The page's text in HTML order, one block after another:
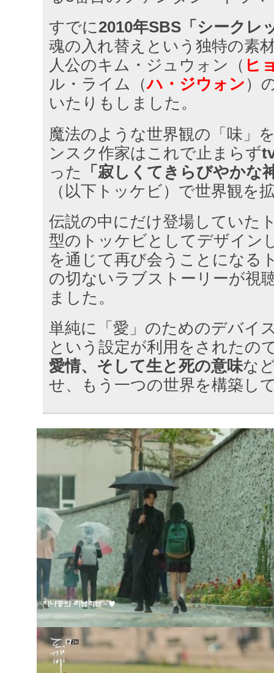
すでに2010年SBS「シークレ
魂の入れ替えという独特の素
人公のキム・ジュウォン（ ヒ
ル・ライム（ハ・ジウォン ）
いたりもしました。
魔法のような世界観の「味」
ンスク作家はこれで止まらず
った
「寂しくてきらびやかな
（以下トッケビ）で世界観を
伝説の中にだけ登場していた
型のトッケビとしてデザイン
を通じて再び会うことになる
の切ないラブストーリーが視
ました。
単純に「愛」のためのデバイ
という設定が利用をされたの
愛情、そして生と死の意味な
せ、もう一つの世界を構築し